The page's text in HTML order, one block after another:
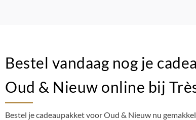
Bestel vandaag nog je
Oud & Nieuw online bij
Bestel je cadeaupakket voor Oud & Nieuw nu